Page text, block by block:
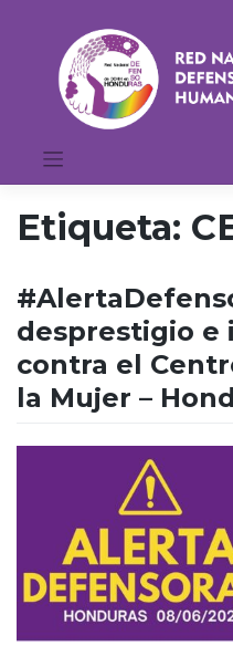
Etiqueta:
desprestigio e
contra el
la Mujer –